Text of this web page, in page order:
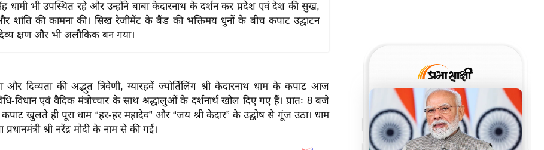
धामी भी उपस्थित रहे और उन्होंने बाबा केदारनाथ के दर्शन कर प्रदेश एवं देश की सुख,
शांति की कामना की। सिख रेजीमेंट के बैंड की भक्तिमय धुनों के बीच कपाट उद्घाटन
क्षण और भी अलौकिक बन गया।
और दिव्यता की अद्भुत त्रिवेणी, ग्यारहवें ज्योर्तिलिंग श्री केदारनाथ धाम के कपाट आज
विधान एवं वैदिक मंत्रोच्चार के साथ श्रद्धालुओं के दर्शनार्थ खोल दिए गए हैं। प्रातः 8 बजे
खुलते ही पूरा धाम “हर-हर महादेव” और “जय श्री केदार” के उद्घोष से गूंज उठा। धाम
श्री नरेंद्र मोदी के नाम से की गई।